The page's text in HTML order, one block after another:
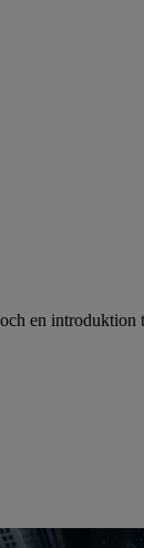
en introduktion